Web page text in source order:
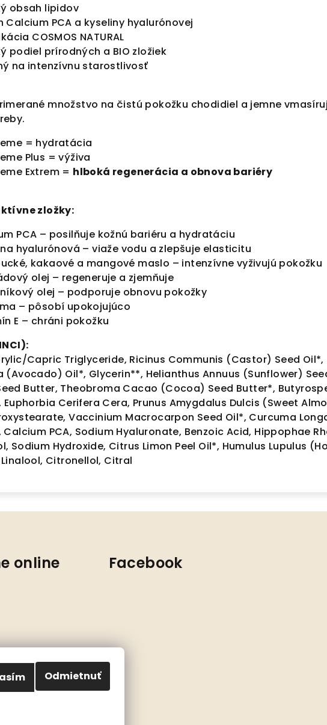
Odmietnuť
obsah lipidov
Calcium PCA a kyseliny hyalurónovej
COSMOS NATURAL
podiel prírodných a BIO zložiek
na intenzívnu starostlivosť
množstvo na čistú pokožku chodidiel a jemne
= hydratácia
Plus = výživa
Extrem = hlboká regenerácia a obnova bariéry
zložky:
PCA – posilňuje kožnú bariéru a hydratáciu
hyalurónová – viaže vodu a zlepšuje elasticitu
kakaové a mangové maslo – intenzívne vyživujú pokožku
olej – regeneruje a zjemňuje
olej – podporuje obnovu pokožky
– pôsobí upokojujúco
E – chráni pokožku
Capric Triglyceride, Ricinus Communis (Castor) Seed
(Avocado) Oil*, Glycerin**, Helianthus Annuus (Sunflower)
Butter, Theobroma Cacao (Cocoa) Seed Butter*,
Euphorbia Cerifera Cera, Prunus Amygdalus Dulcis (Sweet
Vaccinium Macrocarpon Seed Oil*, Curcuma
PCA, Sodium Hyaluronate, Benzoic Acid, Hippophae
Sodium Hydroxide, Citrus Limon Peel Oil*, Humulus Lupulus
Linalool, Citronellol, Citral
online
Facebook